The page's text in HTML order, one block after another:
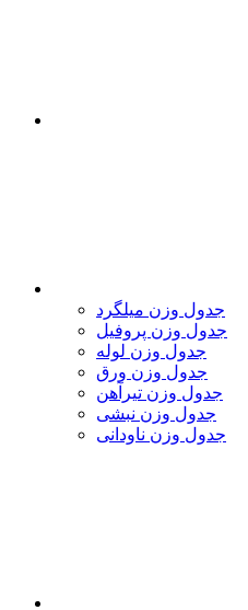
جدول وزن میلگرد
جدول وزن پروفیل
جدول وزن لوله
جدول وزن ورق
جدول وزن تیرآهن
جدول وزن نبشی
جدول وزن ناودانی